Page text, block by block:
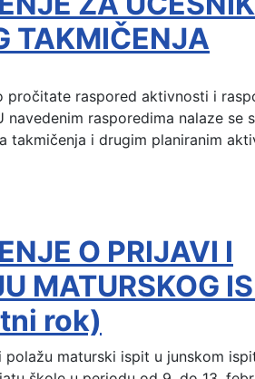
TAKMIČENJA
pročitate raspored aktivnosti i
rasporedima nalaze se
takmičenja i drugim planiranim
O PRIJAVI I
MATURSKOG
rok)
maturski ispit u junskom